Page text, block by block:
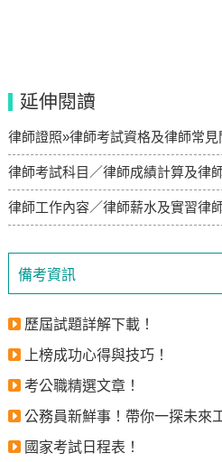
備考資訊
歷屆試題詳解下載！
上榜成功心得與技巧！
考公職精選文章！
公務員新鮮事！帶你一探未來
國家考試日程表！
延伸閱讀
律師證照»律師考試資格及律師常見
律師考試科目／律師成績計算及律
律師工作內容／律師薪水及實習律